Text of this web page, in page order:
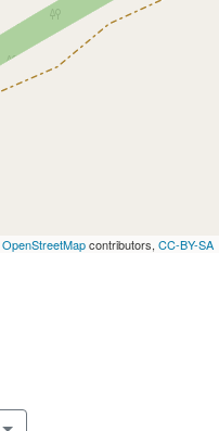
OpenStreetMapcontributors, CC-BY-SA